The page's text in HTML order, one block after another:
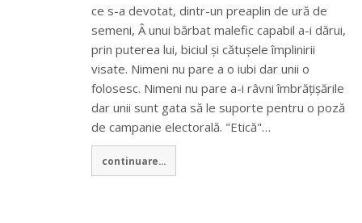
ce s-a devotat, dintr-un preaplin de ură de
semeni, Â unui bărbat malefic capabil a-i dărui,
prin puterea lui, biciul și cătușele împlinirii
visate. Nimeni nu pare a o iubi dar unii o
folosesc. Nimeni nu pare a-i râvni îmbrățișările
dar unii sunt gata să le suporte pentru o poză
de campanie electorală. "Etică"…
continuare...